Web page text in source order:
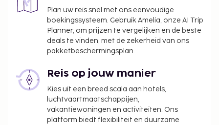
Plan uw reis snel met ons eenvoudige
boekingssysteem. Gebruik Amelia, onze AI Trip
Planner, om prijzen te vergelijken en de beste
deals te vinden, met de zekerheid van ons
pakketbeschermingsplan.
Reis op jouw manier
Kies uit een breed scala aan hotels,
luchtvaartmaatschappijen,
vakantiewoningen en activiteiten. Ons
platform biedt flexibiliteit en duurzame